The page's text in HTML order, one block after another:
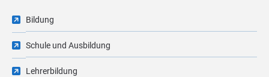
Bildung
Schule und Ausbildung
Lehrerbildung